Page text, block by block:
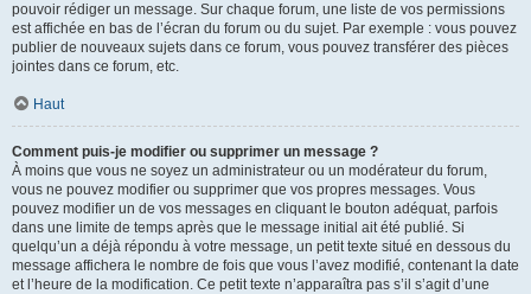
pouvoir rédiger un message. Sur chaque forum, une liste de vos permissions
est affichée en bas de l’écran du forum ou du sujet. Par exemple : vous pouvez
publier de nouveaux sujets dans ce forum, vous pouvez transférer des pièces
jointes dans ce forum, etc.
Haut
Comment puis-je modifier ou supprimer un message ?
À moins que vous ne soyez un administrateur ou un modérateur du forum,
vous ne pouvez modifier ou supprimer que vos propres messages. Vous
pouvez modifier un de vos messages en cliquant le bouton adéquat, parfois
dans une limite de temps après que le message initial ait été publié. Si
quelqu’un a déjà répondu à votre message, un petit texte situé en dessous du
message affichera le nombre de fois que vous l’avez modifié, contenant la date
et l’heure de la modification. Ce petit texte n’apparaîtra pas s’il s’agit d’une